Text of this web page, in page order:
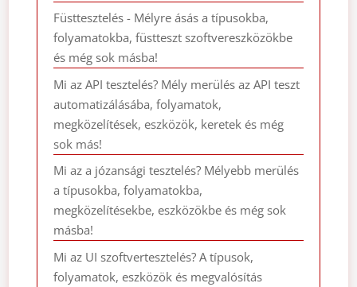
Füsttesztelés - Mélyre ásás a típusokba,
folyamatokba, füstteszt szoftvereszközökbe
és még sok másba!
Mi az API tesztelés? Mély merülés az API teszt
automatizálásába, folyamatok,
megközelítések, eszközök, keretek és még
sok más!
Mi az a józansági tesztelés? Mélyebb merülés
a típusokba, folyamatokba,
megközelítésekbe, eszközökbe és még sok
másba!
Mi az UI szoftvertesztelés? A típusok,
folyamatok, eszközök és megvalósítás